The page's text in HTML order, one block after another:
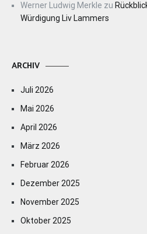
Werner Ludwig Merkle zu
Würdigung Liv Lammers
ARCHIV
Juli 2026
Mai 2026
April 2026
März 2026
Februar 2026
Dezember 2025
November 2025
Oktober 2025